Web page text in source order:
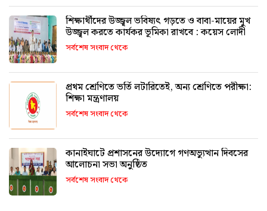
শিক্ষার্থীদের উজ্জ্বল ভবিষ্যৎ গড়তে ও বাবা-মায়ের মুখ
উজ্জ্বল করতে কার্যকর ভূমিকা রাখবে : কয়েস লোদী
সর্বশেষ সংবাদ থেকে
প্রথম শ্রেণিতে ভর্তি লটারিতেই, অন্য শ্রেণিতে পরীক্ষা:
শিক্ষা মন্ত্রণালয়
সর্বশেষ সংবাদ থেকে
কানাইঘাটে প্রশাসনের উদ্যোগে গণঅভ্যুত্থান দিবসের
আলোচনা সভা অনুষ্ঠিত
সর্বশেষ সংবাদ থেকে